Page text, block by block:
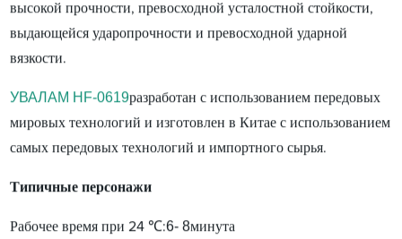
высокой прочности, превосходной усталостной стойкости,
выдающейся ударопрочности и превосходной ударной
вязкости.
УВАЛАМ HF-0619разработан с использованием передовых
мировых технологий и изготовлен в Китае с использованием
самых передовых технологий и импортного сырья.
Типичные персонажи
Рабочее время при 24 ℃:6- 8минута